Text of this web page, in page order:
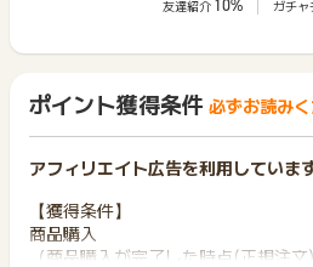
友達紹介 10% ガチャ
ポイント獲得条件 必ずお読み
アフィリエイト広告を利用していま
【獲得条件】
商品購入
（商品購入が完了した時点(正規注